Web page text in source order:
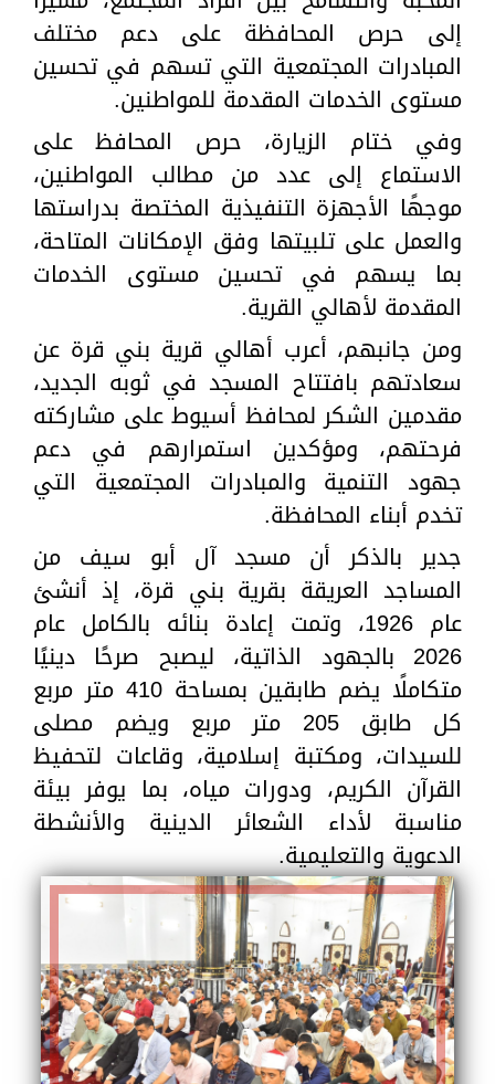
إلى حرص المحافظة على دعم مختلف
المبادرات المجتمعية التي تسهم في تحسين
مستوى الخدمات المقدمة للمواطنين.
وفي ختام الزيارة، حرص المحافظ على
الاستماع إلى عدد من مطالب المواطنين،
موجهًا الأجهزة التنفيذية المختصة بدراستها
والعمل على تلبيتها وفق الإمكانات المتاحة،
بما يسهم في تحسين مستوى الخدمات
المقدمة لأهالي القرية.
ومن جانبهم، أعرب أهالي قرية بني قرة عن
سعادتهم بافتتاح المسجد في ثوبه الجديد،
مقدمين الشكر لمحافظ أسيوط على مشاركته
فرحتهم، ومؤكدين استمرارهم في دعم
جهود التنمية والمبادرات المجتمعية التي
تخدم أبناء المحافظة.
جدير بالذكر أن مسجد آل أبو سيف من
المساجد العريقة بقرية بني قرة، إذ أنشئ
عام 1926، وتمت إعادة بنائه بالكامل عام
2026 بالجهود الذاتية، ليصبح صرحًا دينيًا
متكاملًا يضم طابقين بمساحة 410 متر مربع
كل طابق 205 متر مربع ويضم مصلى
للسيدات، ومكتبة إسلامية، وقاعات لتحفيظ
القرآن الكريم، ودورات مياه، بما يوفر بيئة
مناسبة لأداء الشعائر الدينية والأنشطة
الدعوية والتعليمية.